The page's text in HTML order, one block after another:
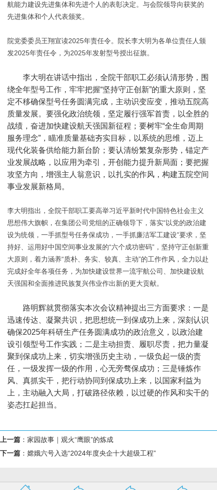
航能力建设先进集体和先进个人的表彰决定。与会院领导向获奖的
先进集体和个人代表颁奖。
院党委委员王翔宣读2025年责任令。院长李大明为各单位责任人颁
发2025年责任令，为2025年发射型号授出征旗。
李大明在讲话中指出，全院干部职工必须认清形势，围
绕全年型号工作，牢牢把握“坚持守正创新”的重大原则，坚
定不移确保型号任务圆满完成，主动识变应变，推动五院高
质量发展。要强化政治统领，坚定履行强军首责，以全胜的
战绩，奋进加快建设航天强国新征程；要树牢“全生命周期
服务理念”，瞄准质量基础夯实目标，以系统的思维，迈上
现代化装备供给能力新台阶；要认清纷繁复杂形势，锚定产
业发展战略，以应用为牵引，开创能力提升新局面；要把握
攻坚方向，增强主人翁意识，以扎实的作风，构建五院空间
事业发展新格局。
李大明指出，全院干部职工要高举习近平新时代中国特色社会主义
思想伟大旗帜，在集团公司党组的正确领导下，落实“以党的政治建
设为统领，一手抓型号任务保成功，一手抓廉洁军工建设”要求，坚
持好、运用好中国空间事业发展的“六个成功密码”，坚持守正创新重
大原则，着力涵养“质朴、务实、较真、主动”的工作作风，全力以赴
完成好全年各项任务，为加快建设世界一流宇航公司、加快建设航
天强国和全面推进民族复兴伟业作出新的更大贡献。
路明辉就贯彻落实本次会议精神提出三方面要求：一是
迅速传达、凝聚共识，把思想统一到保成功上来，深刻认识
确保2025年科研生产任务圆满成功的政治意义，以政治建
设引领型号工作实践；二是主动担责、履职尽责，把力量凝
聚到保成功上来，切实增强历史主动，一级负起一级的责
任，一级发挥一级的作用，心无旁骛保成功；三是锤炼作
风、真抓实干，把行动协同到保成功上来，以国家利益为
上，主动融入大局，打破路径依赖，以过硬的作风和实干的
姿态扛起担当。
上一篇 ： 家园故事｜观火“鹰眼”的炼成
下一篇 ： 嫦娥六号入选“2024年度央企十大超级工程”